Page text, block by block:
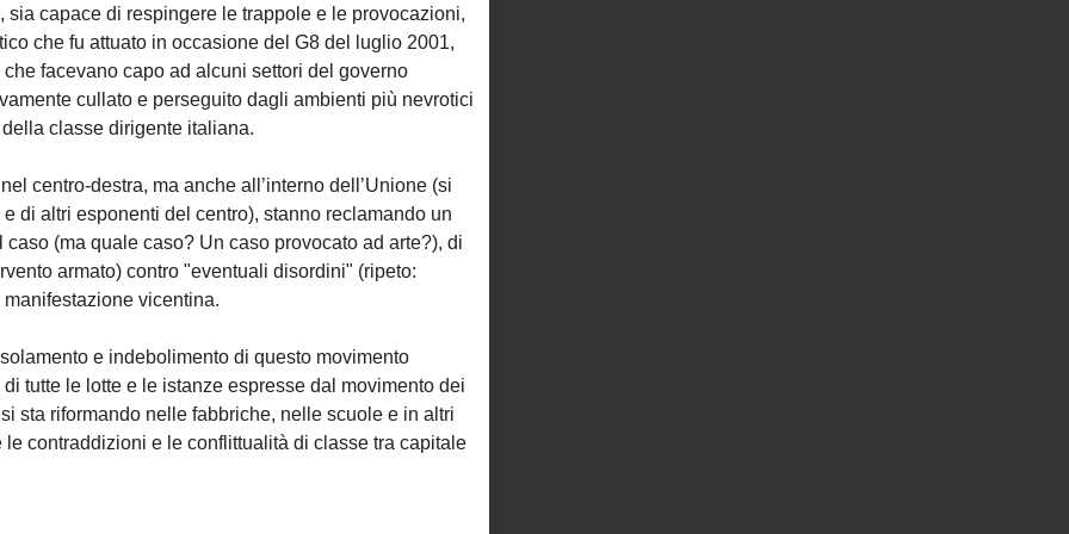
capace di respingere le trappole e le provocazioni,
che fu attuato in occasione del G8 del luglio 2001,
facevano capo ad alcuni settori del governo
cullato e perseguito dagli ambienti più nevrotici
classe dirigente italiana.
centro-destra, ma anche all’interno dell’Unione (si
di altri esponenti del centro), stanno reclamando un
(ma quale caso? Un caso provocato ad arte?), di
armato) contro "eventuali disordini" (ripeto:
vicentina.
e indebolimento di questo movimento
tutte le lotte e le istanze espresse dal movimento dei
sta riformando nelle fabbriche, nelle scuole e in altri
contraddizioni e le conflittualità di classe tra capitale